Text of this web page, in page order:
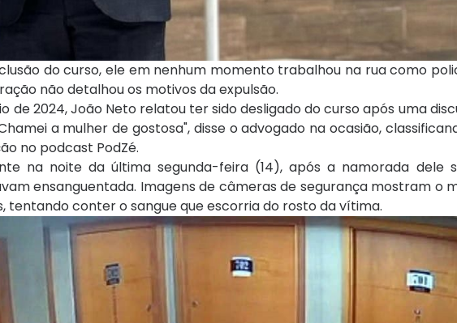
do curso, ele em nenhum momento trabalhou na rua como
não detalhou os motivos da expulsão.
de 2024, João Neto relatou ter sido desligado do curso após uma
a mulher de gostosa", disse o advogado na ocasião,
no podcast PodZé.
na noite da última segunda-feira (14), após a namorada dele
ensanguentada. Imagens de câmeras de segurança mostram o
tentando conter o sangue que escorria do rosto da vítima.